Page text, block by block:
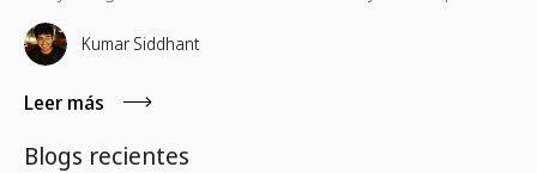
guide to the conferences worth your time, your budget,
and the conversations that will still matter when you get
home.
Kumar Siddhant
Leer más
Blogs recientes